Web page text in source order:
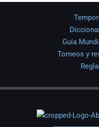
Guía
Torneos y